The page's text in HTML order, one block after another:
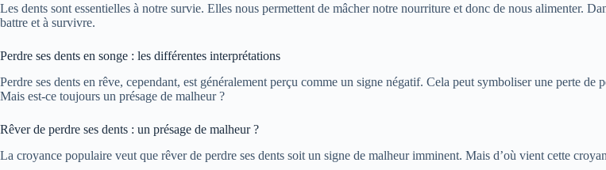
Les dents sont essentielles à notre survie. Elles nous permettent de mâcher notre nourriture et donc de nous alimenter.
battre et à survivre.
Perdre ses dents en songe : les différentes interprétations
Perdre ses dents en rêve, cependant, est généralement perçu comme un signe négatif. Cela peut symboliser une perte
Mais est-ce toujours un présage de malheur ?
Rêver de perdre ses dents : un présage de malheur ?
La croyance populaire veut que rêver de perdre ses dents soit un signe de malheur imminent. Mais d’où vient cette